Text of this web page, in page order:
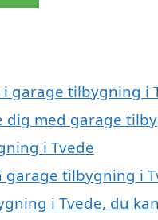
garage tilbygning i
med garage
i Tvede
tilbygning i
i Tvede, du